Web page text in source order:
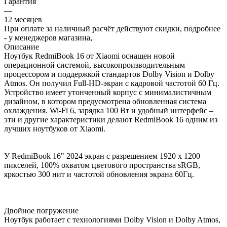
—
12 месяцев
При оплате за наличный расчёт действуют скидки, подробнее
- у менеджеров магазина,
Описание
Ноутбук RedmiBook 16 от Xiaomi оснащен новой
операционной системой, высокопроизводительным
процессором и поддержкой стандартов Dolby Vision и Dolby
Atmos. Он получил Full-HD-экран с кадровой частотой 60 Гц.
Устройство имеет утонченный корпус с минималистичным
дизайном, в котором предусмотрена обновленная система
охлаждения. Wi-Fi 6, зарядка 100 Вт и удобный интерфейс –
эти и другие характеристики делают RedmiBook 16 одним из
лучших ноутбуков от Xiaomi.
У RedmiBook 16" 2024 экран с разрешением 1920 х 1200
пикселей, 100% охватом цветового пространства sRGB,
яркостью 300 нит и частотой обновления экрана 60Гц.
Двойное погружение
Ноутбук работает с технологиями Dolby Vision и Dolby Atmos,